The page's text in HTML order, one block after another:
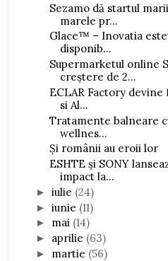
Sezamo dă startul
marele pr...
Glace™ – Inovatia
disponib...
Supermarketul online
creștere de 2...
ECLAR Factory
si Al...
Tratamente balneare
wellnes...
Și românii au eroii lor
ESHTE și SONY
impact la...
►iulie (24)
►iunie (11)
► mai (14)
► aprilie (63)
► martie (56)